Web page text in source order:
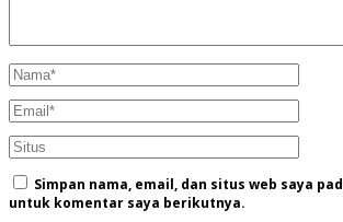
Simpan nama, email, dan situs web saya
untuk komentar saya berikutnya.